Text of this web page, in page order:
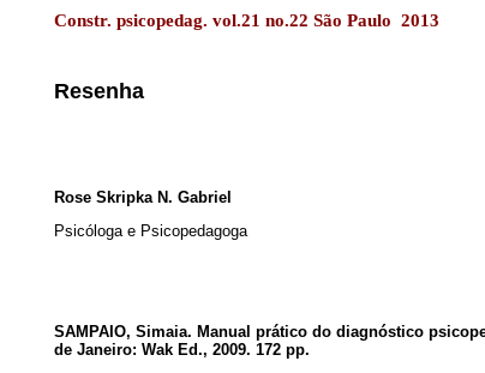
Constr. psicopedag. vol.21 no.22 São Paulo 2013
Resenha
Rose Skripka N. Gabriel
Psicóloga e Psicopedagoga
SAMPAIO, Simaia. Manual prático do diagnóstico
de Janeiro: Wak Ed., 2009. 172 pp.